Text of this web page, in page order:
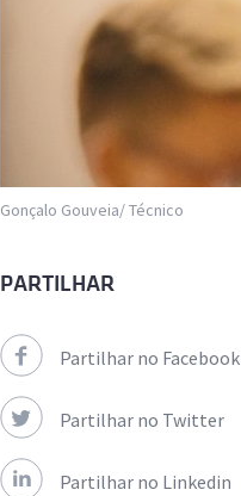
Gonçalo Gouveia/ Técnico
PARTILHAR
Partilhar no Facebook
Partilhar no Twitter
Partilhar no Linkedin